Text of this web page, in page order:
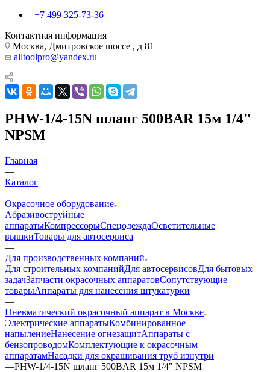
+7 499 325-73-36
Контактная информация
Москва, Дмитровское шоссе , д 81
alltoolpro@yandex.ru
PHW-1/4-15N шланг 500BAR 15м 1/4"
NPSM
Главная
—
Каталог
—
Окрасочное оборудование
Aбразивоструйные
аппаратыКомпрессорыСпецодеждаОсветительные
вышкиТовары для автосервиса
—
Для производственных компаний
Для строительных компанийДля автосервисовДля бытовых
задачЗапчасти окрасочных аппаратовСопутствующие
товарыАппараты для нанесения штукатурки
—
Пневматический окрасочный аппарат в Москве
Электрические аппаратыКомбинированное
напылениеНанесение огнезащитАппараты с
бензопроводомКомплектующие к окрасочным
аппаратамНасадки для окрашивания труб изнутри
—PHW-1/4-15N шланг 500BAR 15м 1/4" NPSM